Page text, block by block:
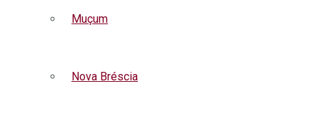
Muçum
Nova Bréscia